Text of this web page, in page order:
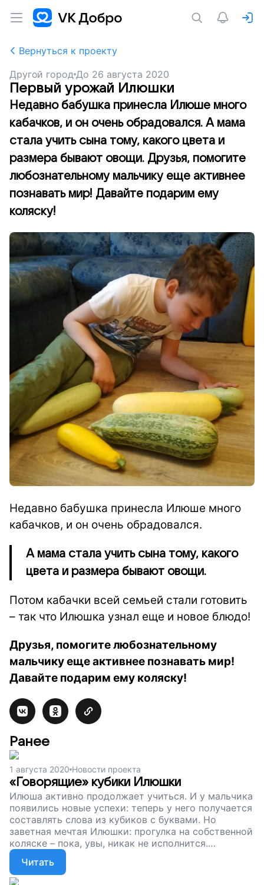
Вернуться к проекту
Другой город До 26 августа 2020
Первый урожай Илюшки
Недавно бабушка принесла Илюше много
кабачков, и он очень обрадовался. А мама
стала учить сына тому, какого цвета и
размера бывают овощи. Друзья, помогите
любознательному мальчику еще активнее
познавать мир! Давайте подарим ему
коляску!
Недавно бабушка принесла Илюше много
кабачков, и он очень обрадовался.
А мама стала учить сына тому, какого
цвета и размера бывают овощи.
Потом кабачки всей семьей стали готовить
– так что Илюшка узнал еще и новое блюдо!
Друзья, помогите любознательному
мальчику еще активнее познавать мир!
Давайте подарим ему коляску!
Ранее
1 августа 2020 Новости проекта
«Говорящие» кубики Илюшки
Илюша активно продолжает учиться. И у мальчика
появились новые успехи: теперь у него получается
составлять слова из кубиков с буквами. Но
заветная мечтая Илюшки: прогулка на собственной
коляске – пока, увы, никак не исполнится.
Поддержите наш проект, давайте подарим
мальчику возможность активнее познавать мир!
Читать